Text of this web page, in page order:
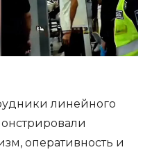
линейного
оперативность и